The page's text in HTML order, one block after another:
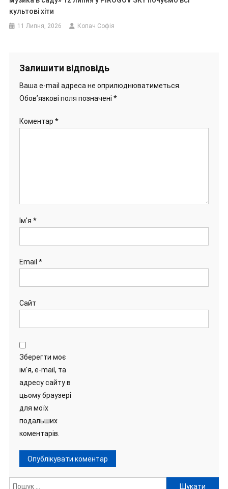
культові хіти
11 Липня, 2026 Копач Софія
Залишити відповідь
Ваша e-mail адреса не оприлюднюватиметься.
Обов’язкові поля позначені *
Коментар *
Ім'я *
Email *
Сайт
Зберегти моє
ім'я, e-mail, та
адресу сайту в
цьому браузері
для моїх
подальших
коментарів.
Пошук: